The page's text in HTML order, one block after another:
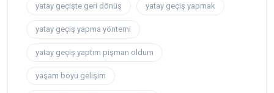
yatay geçişte geri dönüş yatay geçiş yapmak
yatay geçiş yapma yöntemi
yatay geçiş yaptım pişman oldum
yaşam boyu gelişim